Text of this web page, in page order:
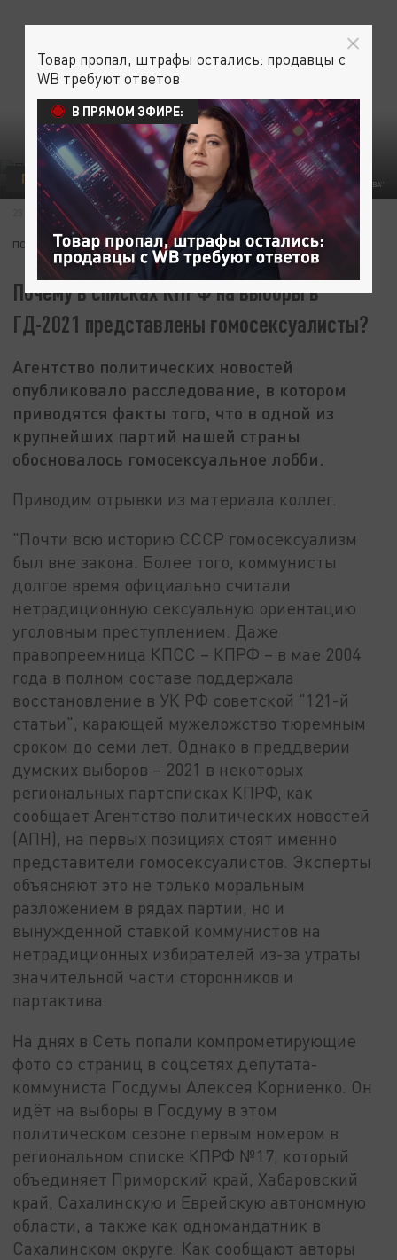
ФОТО: ИГОРЬ ИВАНКО / АГН "МОСКВА"
ПОЛИТИКА ОБЩЕСТВО
23 ИЮЛЯ 09:01
ПОДПИШИТЕСЬ:
Почему в списках КПРФ на выборы в
ГД-2021 представлены гомосексуалисты?
Агентство политических новостей
опубликовало расследование, в котором
приводятся факты того, что в одной из
крупнейших партий нашей страны
обосновалось гомосексуальное лобби.
Приводим отрывки из материала коллег.
"Почти всю историю СССР гомосексуализм
был вне закона. Более того, коммунисты
долгое время официально считали
нетрадиционную сексуальную ориентацию
уголовным преступлением. Даже
правопреемница КПСС – КПРФ – в мае 2004
года в полном составе поддержала
восстановление в УК РФ советской "121-й
статьи", карающей мужеложство тюремным
сроком до семи лет. Однако в преддверии
думских выборов – 2021 в некоторых
региональных партсписках КПРФ, как
сообщает Агентство политических новостей
(АПН), на первых позициях стоят именно
представители гомосексуалистов. Эксперты
объясняют это не только моральным
разложением в рядах партии, но и
вынужденной ставкой коммунистов на
нетрадиционных избирателей из-за утраты
значительной части сторонников и
партактива.
На днях в Сеть попали компрометирующие
фото со страниц в соцсетях депутата-
коммуниста Госдумы Алексея Корниенко. Он
идёт на выборы в Госдуму в этом
политическом сезоне первым номером в
региональном списке КПРФ №17, который
объединяет Приморский край, Хабаровский
край, Сахалинскую и Еврейскую автономную
области, а также как одномандатник в
Сахалинском округе. Как сообщают авторы
Товар пропал, штрафы остались: продавцы с
WB требуют ответов
В ПРЯМОМ ЭФИРЕ: